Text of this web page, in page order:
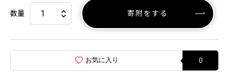
数量 寄附をする
お気に入り 0